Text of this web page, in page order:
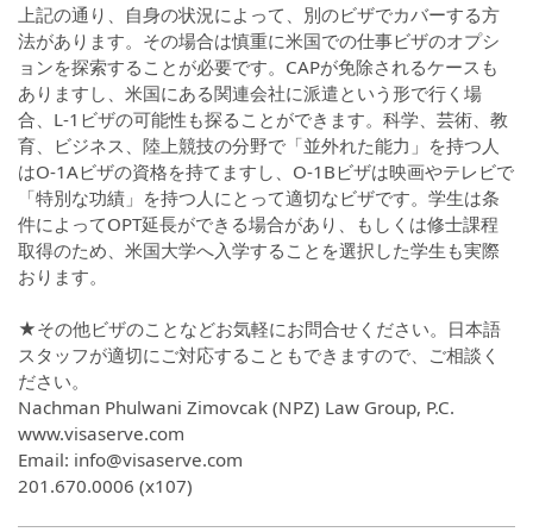
上記の通り、自身の状況によって、別のビザでカバーする方
法があります。その場合は慎重に米国での仕事ビザのオプシ
ョンを探索することが必要です。CAPが免除されるケースも
ありますし、米国にある関連会社に派遣という形で行く場
合、L-1ビザの可能性も探ることができます。科学、芸術、教
育、ビジネス、陸上競技の分野で「並外れた能力」を持つ人
はO-1Aビザの資格を持てますし、O-1Bビザは映画やテレビで
「特別な功績」を持つ人にとって適切なビザです。学生は条
件によってOPT延長ができる場合があり、もしくは修士課程
取得のため、米国大学へ入学することを選択した学生も実際
おります。
★その他ビザのことなどお気軽にお問合せください。日本語
スタッフが適切にご対応することもできますので、ご相談く
ださい。
Nachman Phulwani Zimovcak (NPZ) Law Group, P.C.
www.visaserve.com
Email: info@visaserve.com
201.670.0006 (x107)